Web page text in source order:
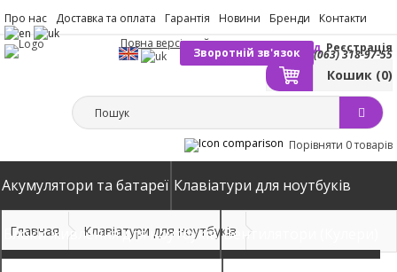
Про нас Доставка та оплата Гарантія Новини Бренди Контакти
(063) 318-97-55
Зворотній зв'язокВхід Реєстрація
Кошик (0)
Повна версія сайту
Порівняти 0 товарів
Акумулятори та батареї Клавіатури для ноутбуків
Блоки живлення для ноутбуків Вентилятори (Кулери)
Главная Клавіатури для ноутбуків